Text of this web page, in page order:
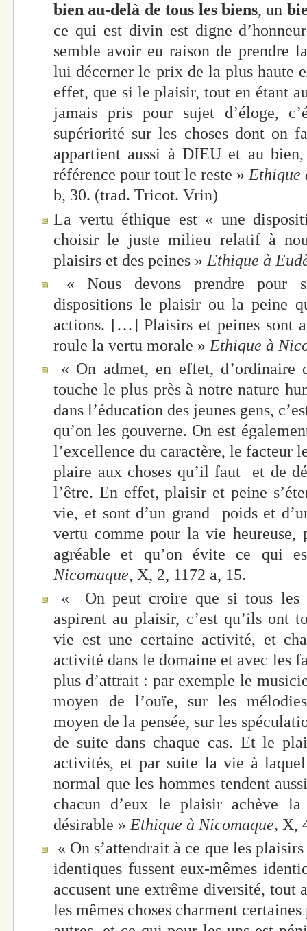
bien au-delà de tous les biens, un
ce qui est divin est digne
semble avoir eu raison de prendre
lui décerner le prix de la plus haute
effet, que si le plaisir, tout en étant
jamais pris pour sujet d’éloge,
supériorité sur les choses dont on
appartient aussi à DIEU et au
référence pour tout le reste »Ethique
b, 30. (trad. Tricot. Vrin)
La vertu éthique est « une
choisir le juste milieu relatif à
plaisirs et des peines » Ethique à
« Nous devons prendre pour
dispositions le plaisir ou la peine
actions. […] Plaisirs et peines sont
roule la vertu morale » Ethique à
« On admet, en effet,
touche le plus près à notre nature
dans l’éducation des jeunes gens,
qu’on les gouverne. On est
l’excellence du caractère, le facteur
plaire aux choses qu’il faut et de
l’être. En effet, plaisir et peine
vie, et sont d’un grand poids et
vertu comme pour la vie heureuse,
agréable et qu’on évite ce qui
Nicomaque, X, 2, 1172 a, 15.
« On peut croire que si tous les
aspirent au plaisir, c’est qu’ils ont
vie est une certaine activité, et
activité dans le domaine et avec les
plus d’attrait : par exemple le
moyen de l’ouïe, sur les
moyen de la pensée, sur les
de suite dans chaque cas. Et le
activités, et par suite la vie à
normal que les hommes tendent
chacun d’eux le plaisir achève
désirable » Ethique à Nicomaque, X,
« On s’attendrait à ce que les
identiques fussent eux-mêmes
accusent une extrême diversité, tout
les mêmes choses charment